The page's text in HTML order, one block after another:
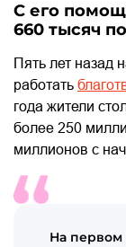
С его
660 тысяч
Пять лет назад
работать
года жители
более 250
миллионов с
На первом